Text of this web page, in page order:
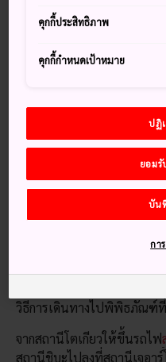
พิพิธภัณฑ์ศิลปะ
ทะเลสาบกับเวิ
เด็กและผู้ใหญ่
พิพิธภัณฑ์มีการจัดนิทรรศก
สมัย และมีนิทรรศการถาวร
วะ ผู้นำด้านศิลปะแผ่นทองแ
อยู่นี้มีทั้งศิลปะแบบล้ำยุคจา
พิพิธภัณฑ์นี้ยังเป็นที่จัดนิทรร
สามารถสนุกสนานไปด้วยกัน
วิธีการเดินทาง
วิธีการเดินทางไปพิพิธภัณฑ์
จากสถานีโตเกียวให้ขึ้นรถไฟ
สถานีชิบะไปลงที่สถานีเจอา
คุกกี้ประสิทธิภาพ
คุกกี้กำหนดเป้าหมาย
ปฏิ
ยอมรั
บัน
กา